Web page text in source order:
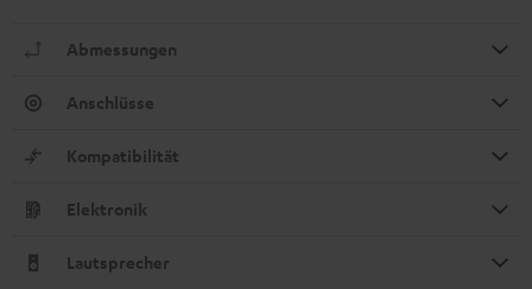
Abmessungen
Anschlüsse
Kompatibilität
Elektronik
Lautsprecher